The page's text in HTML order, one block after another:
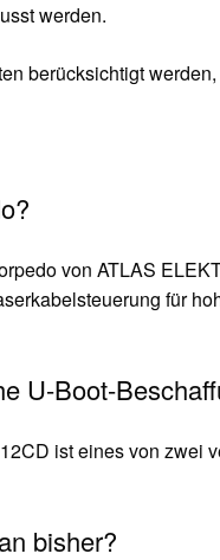
werden.
berücksichtigt
von ATLAS
für
U-Boot-
ist eines von zwei
bisher?